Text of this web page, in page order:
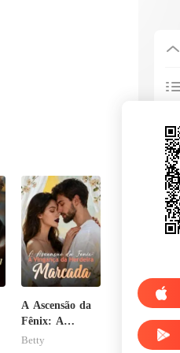
A Ascensão da
Fênix: A
Vingança da
Betty